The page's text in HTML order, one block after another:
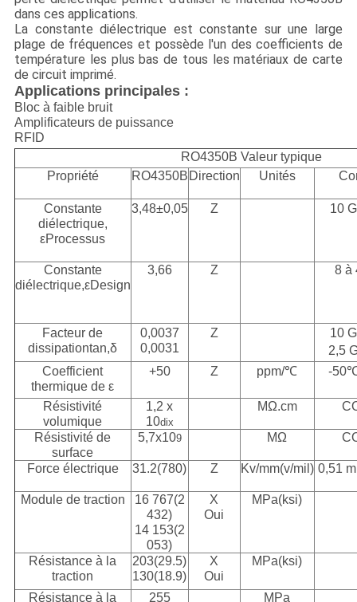
dans ces applications.
La constante diélectrique est constante sur une large
plage de fréquences et possède l'un des coefficients de
température les plus bas de tous les matériaux de carte
de circuit imprimé.
Applications principales :
Bloc à faible bruit
Amplificateurs de puissance
RFID
RO4350B Valeur typique
Propriété
RO4350B Direction Unités
Constante
diélectrique,
εProcessus
3,48±0,05 Z 10
Constante
diélectrique,εDesign
3,66 Z 8 à
Facteur de
dissipationtan,δ
0,0037
0,0031
Z
10
2,5
Coefficient
thermique de ε
+50 Z ppm/℃ -
Résistivité
volumique
1,2 x
10dix
MΩ.cm
Résistivité de
surface
5,7x109 MΩ
Force électrique 31.2(780) Z Kv/mm(v/mil) 0,51
Module de traction
16 767(2
432)
14 153(2
053)
X
Oui
MPa(ksi)
Résistance à la
traction
203(29.5)
130(18.9)
X
Oui
MPa(ksi)
Résistance à la 255 MPa